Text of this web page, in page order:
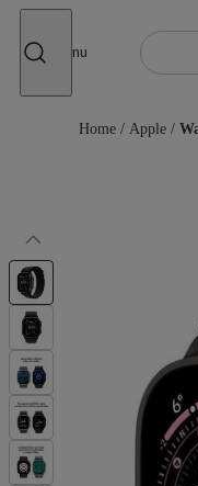
Menu
Home / Apple /